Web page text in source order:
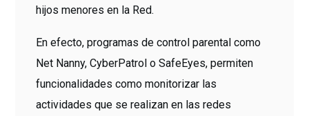
hijos menores en la Red.
En efecto, programas de control parental como
Net Nanny, CyberPatrol o SafeEyes, permiten
funcionalidades como monitorizar las
actividades que se realizan en las redes